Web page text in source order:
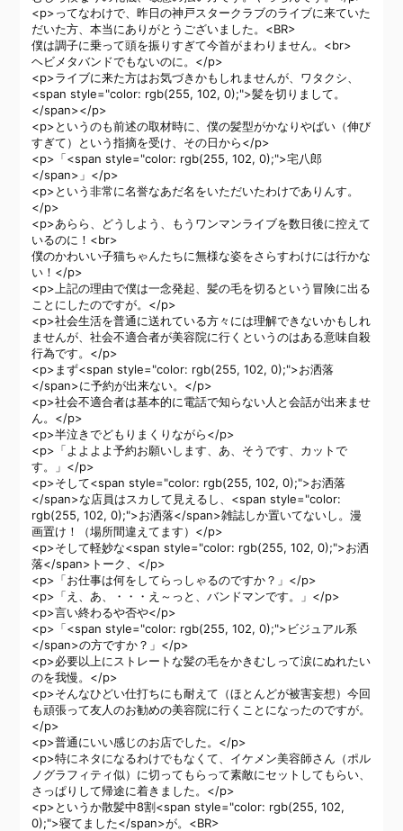
<p>ってなわけで、昨日の神戸スタークラブのライブに来ていた
だいた方、本当にありがとうございました。<BR>
僕は調子に乗って頭を振りすぎて今首がまわりません。<br>
ヘビメタバンドでもないのに。</p>
<p>ライブに来た方はお気づきかもしれませんが、ワタクシ、
<span style="color: rgb(255, 102, 0);">髪を切りまして。
</span></p>
<p>というのも前述の取材時に、僕の髪型がかなりやばい（伸び
すぎて）という指摘を受け、その日から</p>
<p>「<span style="color: rgb(255, 102, 0);">宅八郎
</span>」</p>
<p>という非常に名誉なあだ名をいただいたわけでありんす。
</p>
<p>あらら、どうしよう、もうワンマンライブを数日後に控えて
いるのに！<br>
僕のかわいい子猫ちゃんたちに無様な姿をさらすわけには行かな
い！</p>
<p>上記の理由で僕は一念発起、髪の毛を切るという冒険に出る
ことにしたのですが。</p>
<p>社会生活を普通に送れている方々には理解できないかもしれ
ませんが、社会不適合者が美容院に行くというのはある意味自殺
行為です。</p>
<p>まず<span style="color: rgb(255, 102, 0);">お洒落
</span>に予約が出来ない。</p>
<p>社会不適合者は基本的に電話で知らない人と会話が出来ませ
ん。</p>
<p>半泣きでどもりまくりながら</p>
<p>「よよよよ予約お願いします、あ、そうです、カットで
す。」</p>
<p>そして<span style="color: rgb(255, 102, 0);">お洒落
</span>な店員はスカして見えるし、<span style="color:
rgb(255, 102, 0);">お洒落</span>雑誌しか置いてないし。漫
画置け！（場所間違えてます）</p>
<p>そして軽妙な<span style="color: rgb(255, 102, 0);">お洒
落</span>トーク、</p>
<p>「お仕事は何をしてらっしゃるのですか？」</p>
<p>「え、あ、・・・え～っと、バンドマンです。」</p>
<p>言い終わるや否や</p>
<p>「<span style="color: rgb(255, 102, 0);">ビジュアル系
</span>の方ですか？」</p>
<p>必要以上にストレートな髪の毛をかきむしって涙にぬれたい
のを我慢。</p>
<p>そんなひどい仕打ちにも耐えて（ほとんどが被害妄想）今回
も頑張って友人のお勧めの美容院に行くことになったのですが。
</p>
<p>普通にいい感じのお店でした。</p>
<p>特にネタになるわけでもなくて、イケメン美容師さん（ポル
ノグラフィティ似）に切ってもらって素敵にセットしてもらい、
さっぱりして帰途に着きました。</p>
<p>というか散髪中8割<span style="color: rgb(255, 102,
0);">寝てました</span>が。<BR>